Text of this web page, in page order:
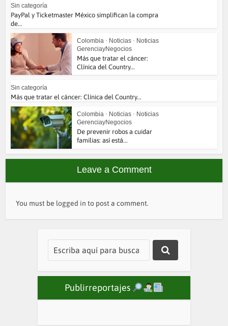
Sin categoría
PayPal y Ticketmaster México simplifican la compra
de...
Colombia • Noticias • Noticias
GerenciayNegocios
Más que tratar el cáncer:
Clínica del Country...
Sin categoría
Más que tratar el cáncer: Clínica del Country...
Colombia • Noticias • Noticias
GerenciayNegocios
De prevenir robos a cuidar
familias: así está...
Leave a Comment
You must be logged in to post a comment.
Publirreportajes